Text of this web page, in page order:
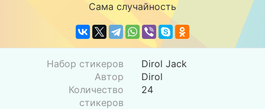
Сама случайность
Набор стикеров
Dirol Jack
Автор
Dirol
Количество
стикеров
24